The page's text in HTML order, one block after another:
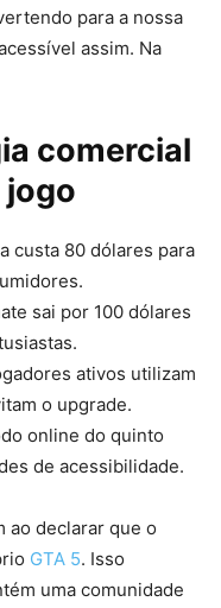
para a nossa
assim. Na
comercial
jogo
custa 80 dólares para
sai por 100 dólares
ativos utilizam
o upgrade.
online do quinto
de acessibilidade.
ao declarar que o
GTA 5. Isso
uma comunidade